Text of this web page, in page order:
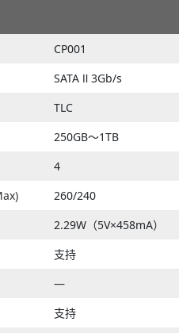
CP001
SATA Ⅱ 3Gb/s
TLC
250GB～1TB
4
260/240
2.29W（5V×458mA）
支持
—
支持